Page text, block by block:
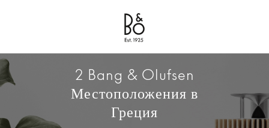
Bang & Olufsen - Exist to Create
Link Opens in New Tab
2 Bang & Olufsen
Местоположения в
Греция